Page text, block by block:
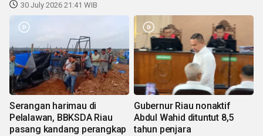
30 July 2026 21:41 WIB
Serangan harimau di
Pelalawan, BBKSDA Riau
pasang kandang perangkap
Gubernur Riau nonaktif
Abdul Wahid dituntut 8,5
tahun penjara